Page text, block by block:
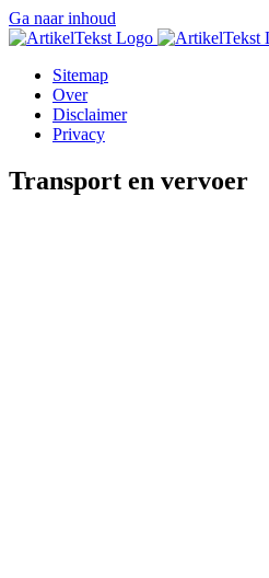
Ga naar inhoud
Sitemap
Over
Disclaimer
Privacy
Transport en vervoer